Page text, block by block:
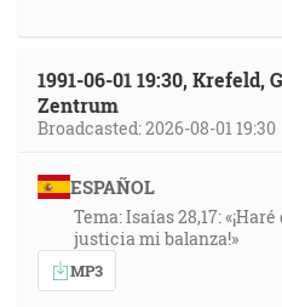
1991-06-01 19:30, Krefeld,
Zentrum
Broadcasted: 2026-08-01 19:30
ESPAÑOL
Tema: Isaías 28,17:
justicia mi balanza!»
MP3